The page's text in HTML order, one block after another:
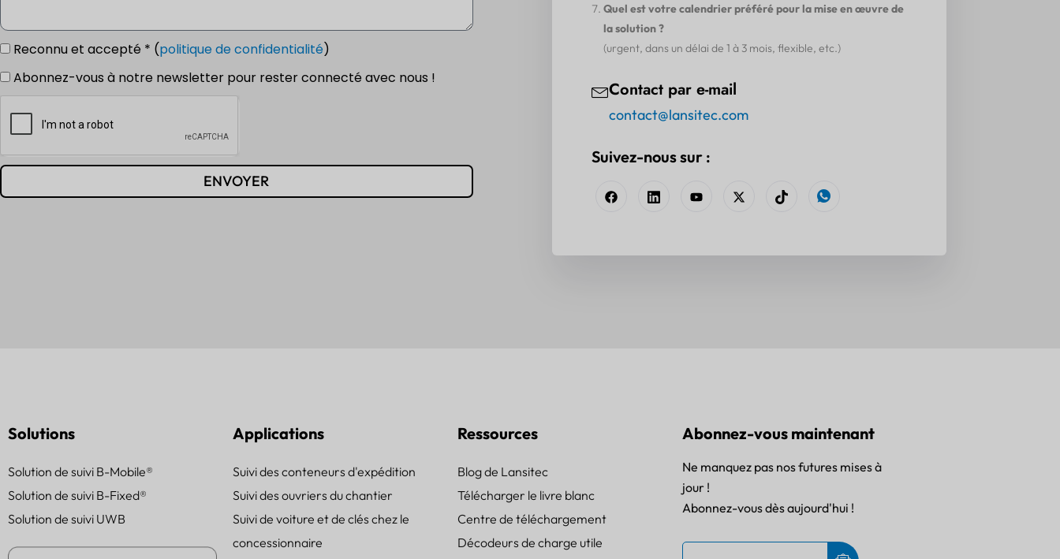
Reconnu et accepté * (politique de confidentialité)
Abonnez-vous à notre newsletter pour rester connecté avec nous !
ENVOYER
Quel est votre calendrier préféré pour la mise en œuvre de
la solution ?
(urgent, dans un délai de 1 à 3 mois, flexible, etc.)
Contact par e-mail
contact@lansitec.com
Suivez-nous sur :
Solutions
Solution de suivi B-Mobile®
Solution de suivi B-Fixed®
Solution de suivi UWB
Applications
Suivi des conteneurs d'expédition
Suivi des ouvriers du chantier
Suivi de voiture et de clés chez le
concessionnaire
Ressources
Blog de Lansitec
Télécharger le livre blanc
Centre de téléchargement
Décodeurs de charge utile
Abonnez-vous maintenant
Ne manquez pas nos futures mises à
jour !
Abonnez-vous dès aujourd'hui !